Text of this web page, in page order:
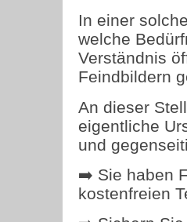
In einer
welche
Verständnis
Feindbildern
An dieser
eigentliche
und
➡️ Sie haben
kostenfreien